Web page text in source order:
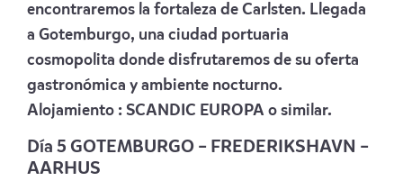
encontraremos la fortaleza de Carlsten. Llegada
a Gotemburgo, una ciudad portuaria
cosmopolita donde disfrutaremos de su oferta
gastronómica y ambiente nocturno.
Alojamiento : SCANDIC EUROPA o similar.
Día 5 GOTEMBURGO – FREDERIKSHAVN –
AARHUS